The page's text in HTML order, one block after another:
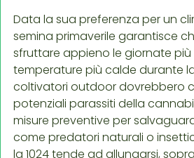
Data la sua preferenza per un
semina primaverile garantisce
sfruttare appieno le giornate più
temperature più calde durante
coltivatori outdoor dovrebbero
potenziali parassiti della
misure preventive per
come predatori naturali o
la 1024 tende ad allungarsi,